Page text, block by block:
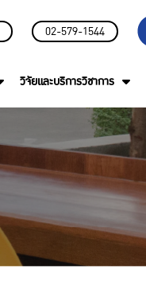
02-579-1544
วิจัยและบริการวิชาการ